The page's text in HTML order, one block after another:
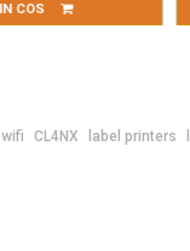
CL4NX label printers